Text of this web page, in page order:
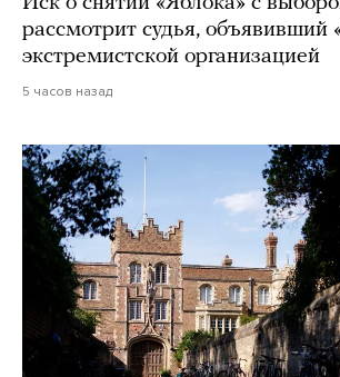
рассмотрит судья,
экстремистской организацией
5 часов назад